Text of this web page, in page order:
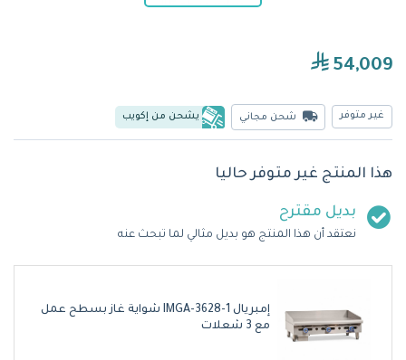
54,009
غير متوفر شحن مجاني يشحن من إكويب
هذا المنتج غير متوفر حاليا
بديل مقترح
نعتقد أن هذا المنتج هو بديل مثالي لما تبحث عنه
إمبريال IMGA-3628-1 شواية غاز بسطح عمل
مع 3 شعلات